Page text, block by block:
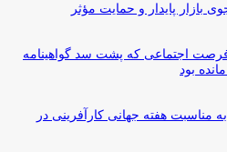
پایدار و حمایت مؤثر
اجتماعی که پشت سد گواهینامه
بود
مناسبت هفته جهانی کارآفرینی در